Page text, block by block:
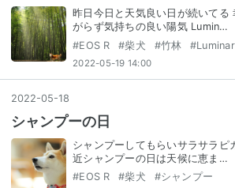
昨日今日と天気良い日が続いてる
がらず気持ちの良い陽気 Lumin…
#EOS R #柴犬 #竹林 #
2022-05-19 14:00
2022-05-18
シャンプーの日
シャンプーしてもらいサラサラピ
近シャンプーの日は天候に恵ま…
#EOS R #柴犬 #シャンプー